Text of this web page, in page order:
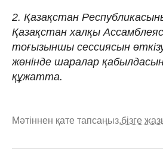
2. Қазақстан
Қазақстан халқы
тоғызыншы сессиясын
жөнінде шаралар
құжатта.
Мәтіннен қате тапсаңыз,бізге